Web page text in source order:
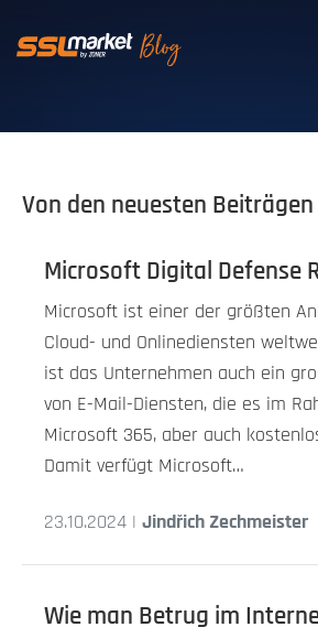
Von den neuesten Beiträgen
Microsoft Digital Defense
Microsoft ist einer der größten
Cloud- und Onlinediensten
ist das Unternehmen auch ein
von E-Mail-Diensten, die es im
Microsoft 365, aber auch
Damit verfügt Microsoft…
23.10.2024 | Jindřich Zechmeister
Wie man Betrug im